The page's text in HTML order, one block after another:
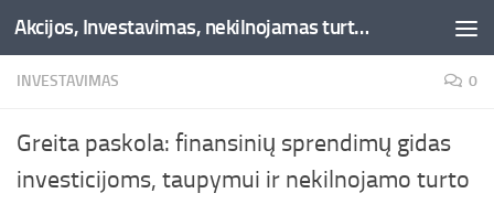
Skip to content Akcijos, Investavimas, nekilnojamas turtas, kriptovaliutos - Besociai.lt
INVESTAVIMAS 0
Greita paskola: finansinių sprendimų gidas
investicijoms, taupymui ir nekilnojamo turto